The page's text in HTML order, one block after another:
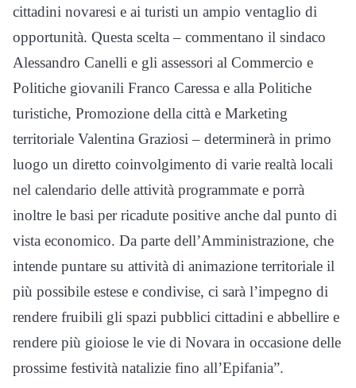
cittadini novaresi e ai turisti un ampio ventaglio di
opportunità. Questa scelta – commentano il sindaco
Alessandro Canelli e gli assessori al Commercio e
Politiche giovanili Franco Caressa e alla Politiche
turistiche, Promozione della città e Marketing
territoriale Valentina Graziosi – determinerà in primo
luogo un diretto coinvolgimento di varie realtà locali
nel calendario delle attività programmate e porrà
inoltre le basi per ricadute positive anche dal punto di
vista economico. Da parte dell’Amministrazione, che
intende puntare su attività di animazione territoriale il
più possibile estese e condivise, ci sarà l’impegno di
rendere fruibili gli spazi pubblici cittadini e abbellire e
rendere più gioiose le vie di Novara in occasione delle
prossime festività natalizie fino all’Epifania”.